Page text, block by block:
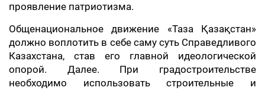
проявление патриотизма.
Общенациональное движение «Таза Қазақстан»
должно воплотить в себе саму суть Справедливого
Казахстана, став его главной идеологической
опорой. Далее. При градостроительстве
необходимо использовать строительные и